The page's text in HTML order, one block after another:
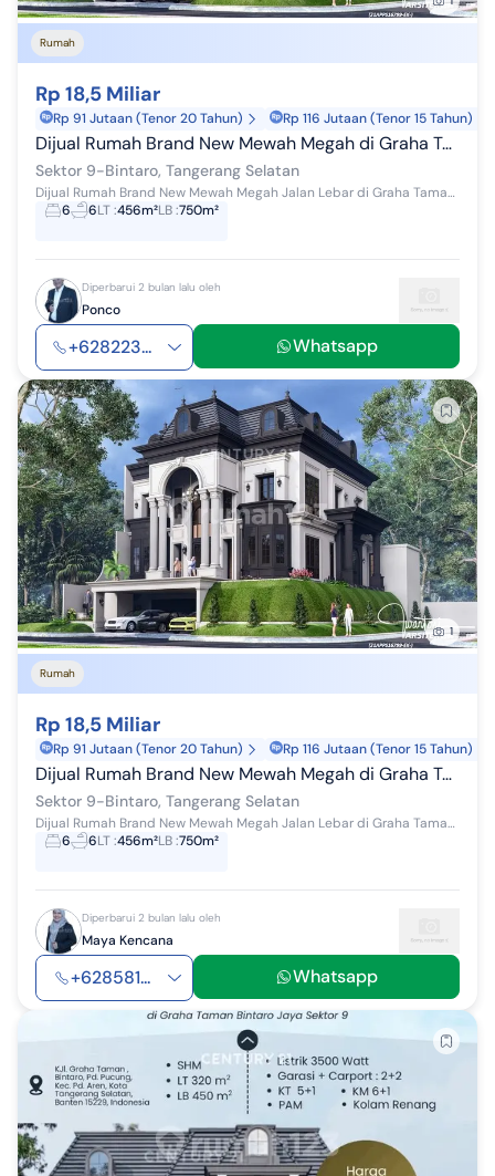
Rumah
Rp 18,5 Miliar
Rp 91 Jutaan (Tenor 20 Tahun) Rp 116 Jutaan (Tenor 15 Tahun)
Dijual Rumah Brand New Mewah Megah di Graha Taman Bintaro
Sektor 9-Bintaro, Tangerang Selatan
Dijual Rumah Brand New Mewah Megah Jalan Lebar di Graha Taman Bintaro Jaya Sektor 9 Luas tanah : 456 Luas bangunan : 750 Kamar Tidur : 6+4 Ka...
6
6LT:456m²LB:750m²
Diperbarui 2 bulan lalu oleh
Ponco
+628223... Whatsapp
1
Rumah
Rp 18,5 Miliar
Rp 91 Jutaan (Tenor 20 Tahun) Rp 116 Jutaan (Tenor 15 Tahun)
Dijual Rumah Brand New Mewah Megah di Graha Taman Bintaro
Sektor 9-Bintaro, Tangerang Selatan
Dijual Rumah Brand New Mewah Megah Jalan Lebar di Graha Taman Bintaro Jaya Sektor 9 Luas tanah : 456 Luas bangunan : 750 Kamar Tidur : 6+4 Ka...
6
6LT:456m²LB:750m²
Diperbarui 2 bulan lalu oleh
Maya Kencana
+628581... Whatsapp